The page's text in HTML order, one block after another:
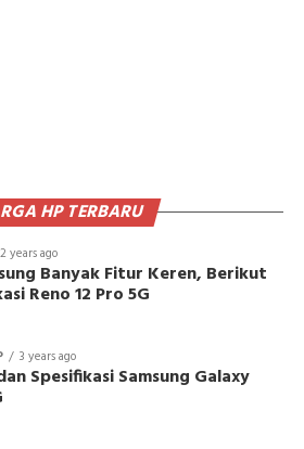
HP TERBARU
2 years ago
Banyak Fitur Keren, Berikut
Reno 12 Pro 5G
3 years ago
Spesifikasi Samsung Galaxy